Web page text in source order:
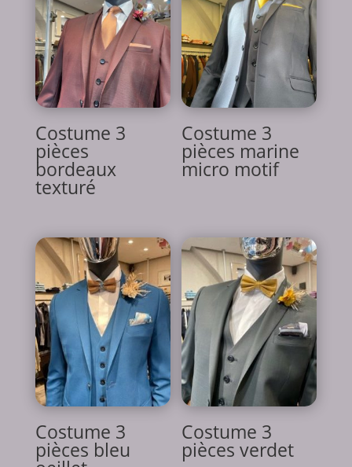
Costume 3
pièces
bordeaux
texturé
Costume 3
pièces marine
micro motif
Costume 3
pièces bleu
Costume 3
pièces verdet